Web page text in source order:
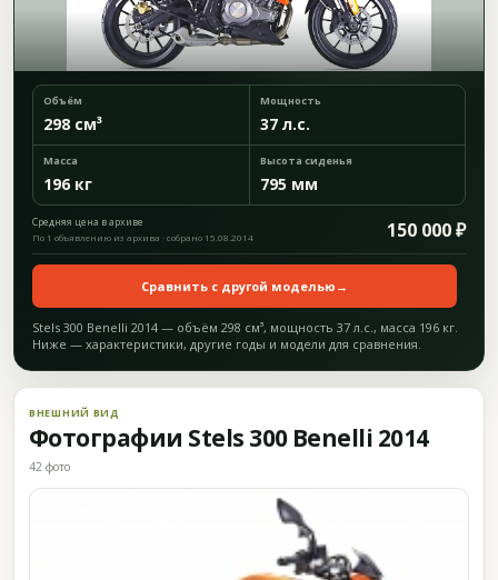
Объём
298 см³
Мощность
37 л.с.
Масса
196 кг
Высота сиденья
795 мм
Средняя цена в архиве 150 000 ₽
По 1 объявлению из архива · собрано 15.08.2014
Сравнить с другой моделью →
Stels 300 Benelli 2014 — объём 298 см³, мощность 37 л.с., масса 196 кг.
Ниже — характеристики, другие годы и модели для сравнения.
ВНЕШНИЙ ВИД
Фотографии Stels 300 Benelli 2014
42 фото